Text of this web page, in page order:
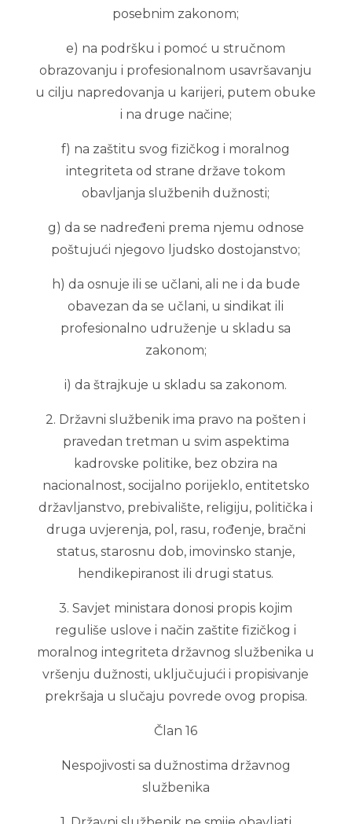
posebnim zakonom;
e) na podršku i pomoć u stručnom
obrazovanju i profesionalnom usavršavanju
u cilju napredovanja u karijeri, putem obuke
i na druge načine;
f) na zaštitu svog fizičkog i moralnog
integriteta od strane države tokom
obavljanja službenih dužnosti;
g) da se nadređeni prema njemu odnose
poštujući njegovo ljudsko dostojanstvo;
h) da osnuje ili se učlani, ali ne i da bude
obavezan da se učlani, u sindikat ili
profesionalno udruženje u skladu sa
zakonom;
i) da štrajkuje u skladu sa zakonom.
2. Državni službenik ima pravo na pošten i
pravedan tretman u svim aspektima
kadrovske politike, bez obzira na
nacionalnost, socijalno porijeklo, entitetsko
državljanstvo, prebivalište, religiju, politička i
druga uvjerenja, pol, rasu, rođenje, bračni
status, starosnu dob, imovinsko stanje,
hendikepiranost ili drugi status.
3. Savjet ministara donosi propis kojim
reguliše uslove i način zaštite fizičkog i
moralnog integriteta državnog službenika u
vršenju dužnosti, uključujući i propisivanje
prekršaja u slučaju povrede ovog propisa.
Član 16
Nespojivosti sa dužnostima državnog
službenika